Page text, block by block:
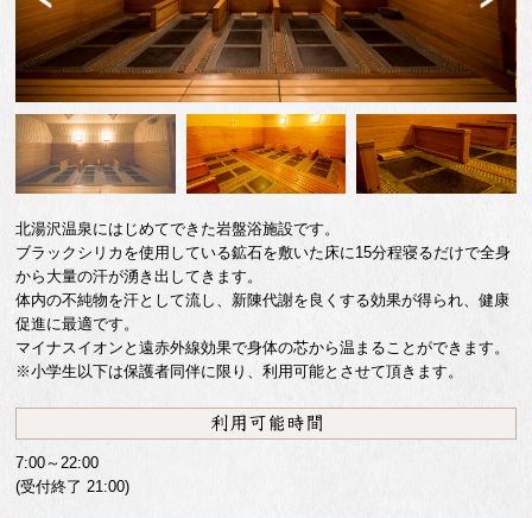
Previ
ous
北湯沢温泉にはじめてできた岩盤浴施設です。
ブラックシリカを使用している鉱石を敷いた床に15分程寝るだけで全身
から大量の汗が湧き出してきます。
体内の不純物を汗として流し、新陳代謝を良くする効果が得られ、健康
促進に最適です。
マイナスイオンと遠赤外線効果で身体の芯から温まることができます。
※小学生以下は保護者同伴に限り、利用可能とさせて頂きます。
7:00～22:00
(受付終了 21:00)